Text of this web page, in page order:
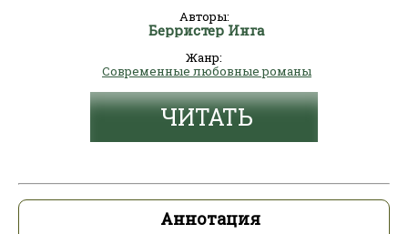
Авторы:
Берристер Инга
Жанр:
Современные любовные романы
ЧИТАТЬ
Аннотация